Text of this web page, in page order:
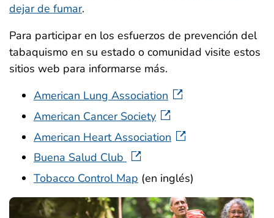
dejar de fumar.
Para participar en los esfuerzos de prevención del
tabaquismo en su estado o comunidad visite estos
sitios web para informarse más.
American Lung Association external icon
American Cancer Societyexternal icon
American Heart Association external icon
Buena Salud Club
external icon
Tobacco Control Map (en inglés)